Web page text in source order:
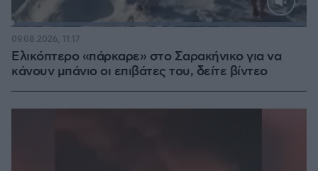
Loaded
Ελικόπτερο «πάρκαρε» στο Σαρακήνικο για να
κάνουν μπάνιο οι επιβάτες του, δείτε βίντεο
09.08.2026, 11:17